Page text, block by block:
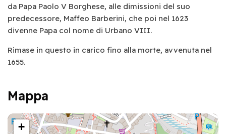
da Papa Paolo V Borghese, alle dimissioni del suo
predecessore, Maffeo Barberini, che poi nel 1623
divenne Papa col nome di Urbano VIII.
Rimase in questo in carico fino alla morte, avvenuta nel
1655.
Mappa
+